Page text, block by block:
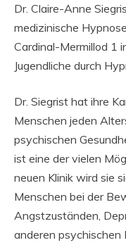
Dr. Claire-Anne
medizinische
Cardinal-Mermillod 1
Jugendliche durch
Dr. Siegrist hat ihre
Menschen jeden
psychischen
ist eine der vielen
neuen Klinik wird sie
Menschen bei der
Angstzuständen,
anderen psychischen